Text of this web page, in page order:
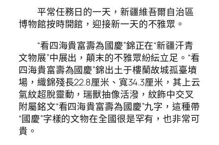
平常任務日的一天，新疆維吾爾自治區
博物館按時開館，迎接新一天的不雅眾。
“看四海貴富壽為國慶”錦正在“新疆汗青
文物展”中展出，顛末的不雅眾紛紜立足。“看
四海貴富壽為國慶”錦出土于樓蘭故城孤臺墳
場，織錦殘長22.8厘米、寬34.3厘米，其上云
氣紋超脫靈動，瑞獸抽像活潑，紋飾中交叉
附屬銘文“看四海貴富壽為國慶”九字，這種帶
“國慶”字樣的文物在全國很是罕有，也非常可
貴。